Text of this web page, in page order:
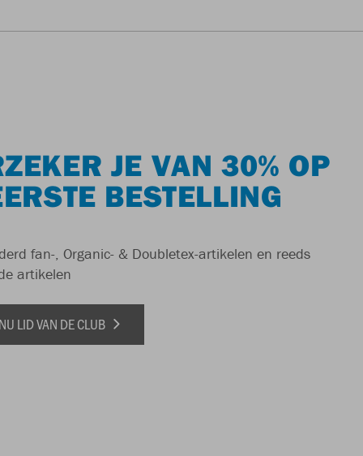
JE VAN 30% OP
BESTELLING
fan-, Organic- & Doubletex-artikelen en reeds
artikelen
LID VAN DE CLUB